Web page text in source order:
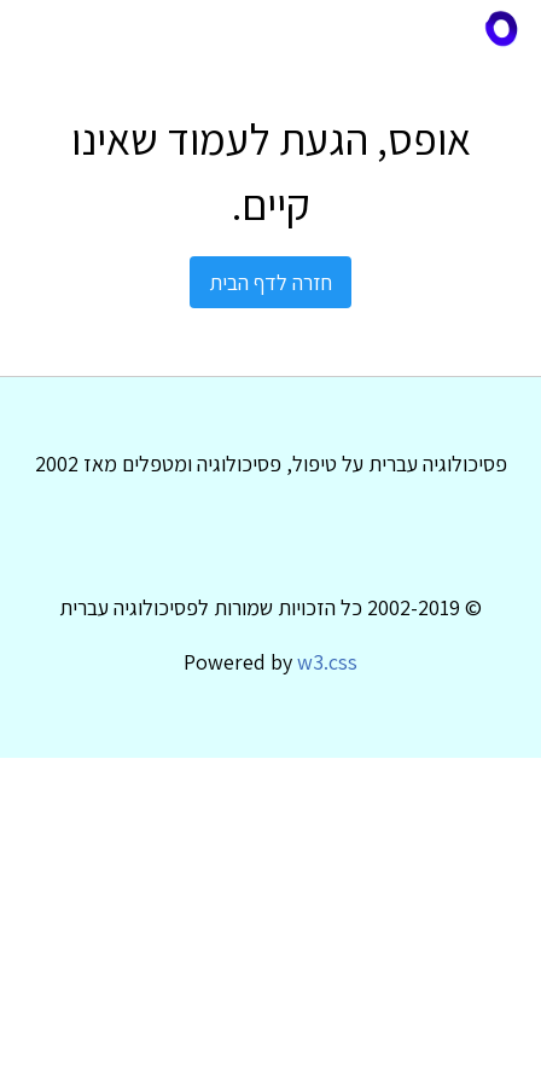
אופס, הגעת לעמוד שאינו
קיים.
חזרה לדף הבית
פסיכולוגיה עברית על טיפול, פסיכולוגיה ומטפלים מאז 2002
© 2002-2019 כל הזכויות שמורות לפסיכולוגיה עברית
Powered byw3.css